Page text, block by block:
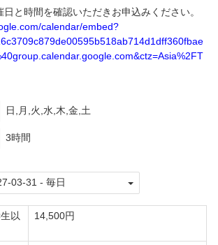
と時間を確認いただきお申込みください。
calendar/embed?
日,月,火,水,木,金,土
3時間
以
14,500円